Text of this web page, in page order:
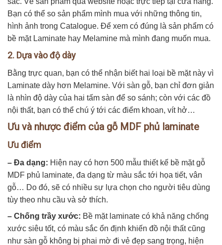
Bạn có thể so sản phẩm mình mua với những thông tin,
hình ảnh trong Catalogue. Để xem có đúng là sản phẩm có
bề mặt Laminate hay Melamine mà mình đang muốn mua.
2. Dựa vào độ dày
Bằng trực quan, bạn có thể nhận biết hai loại bề mặt này vì
Laminate dày hơn Melamine. Với sàn gỗ, bạn chỉ đơn giản
là nhìn độ dày của hai tấm sàn để so sánh; còn với các đồ
nội thất, bạn có thể chú ý tới các điểm khoan, vít hở…
Ưu và nhược điểm của gỗ MDF phủ laminate
Ưu điểm
– Đa dạng: Hiện nay có hơn 500 mẫu thiết kế bề mặt gỗ
MDF phủ laminate, đa dạng từ màu sắc tới họa tiết, vân
gỗ… Do đó, sẽ có nhiều sự lựa chọn cho người tiêu dùng
tùy theo nhu cầu và sở thích.
– Chống trầy xước: Bề mặt laminate có khả năng chống
xước siêu tốt, có màu sắc ổn định khiến đồ nội thất cũng
như sàn gỗ không bị phai mờ đi vẻ đẹp sang trọng, hiện